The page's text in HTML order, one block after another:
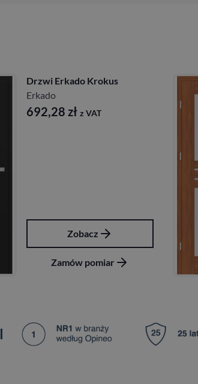
Drzwi Erkado Krokus
Erkado
692,28 zł z VAT
Zobacz
Zamów pomiar